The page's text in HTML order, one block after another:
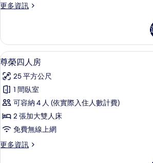
張
準
雙
人
床
的
所
有
相
片
更多資訊
更
木
屋,
1
張
標
準
雙
人
床
的
詳
情
顯
示
尊
榮
四
人
的
尊榮四人
7
尊榮四人房
25 平方公尺
1 間臥室
可容納 4 人 (依實際入住人數計費)
2 張加大雙人床
免費無線上網
更多資訊
更